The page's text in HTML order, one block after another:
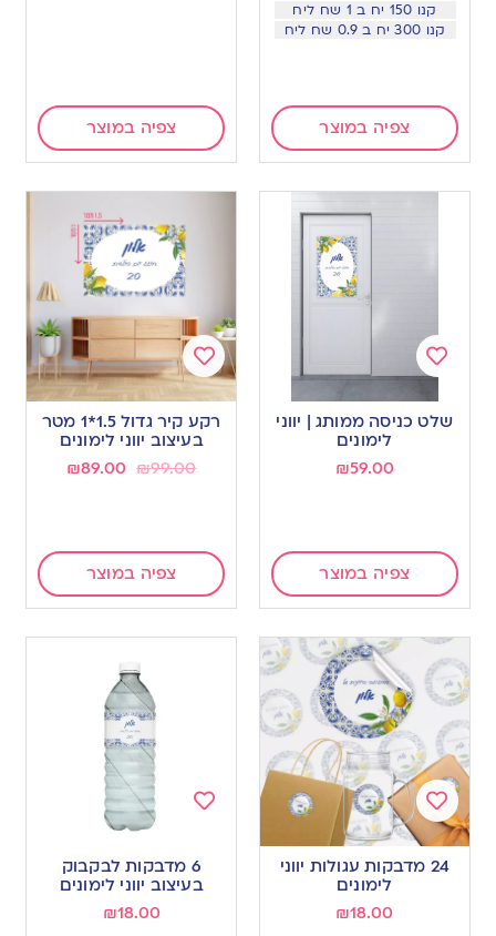
קנו 150 יח ב 1 שח ליח
קנו 300 יח ב 0.9 שח ליח
צפיה במוצר צפיה במוצר
Add
to
wishlist
שלט כניסה ממותג | יווני
לימונים
₪59.00
צפיה במוצר
Add
to
wishlist
רקע קיר גדול 1.5*1 מטר
בעיצוב יווני לימונים
₪99.00
₪89.00
צפיה במוצר
Add
to
24 מדבקות עגולות יווני
לימונים
₪18.00
wishlist
6 מדבקות לבקבוק
בעיצוב יווני לימונים
₪18.00